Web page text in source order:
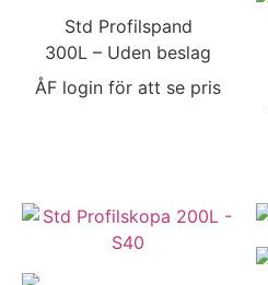
Std Profilspand
300L – Uden beslag
ÅF login för att se pris